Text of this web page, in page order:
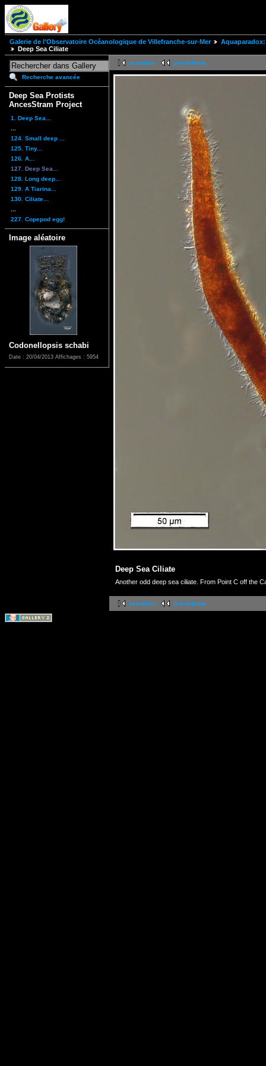
Galerie de l'Observatoire Océanologique de Villefranche-sur-Mer
Deep Sea Ciliate
Recherche avancée
Deep Sea Protists
AncesStram Project
1. Deep Sea...
124. Small deep ...
125. Tiny...
126. A...
127. Deep Sea...
128. Long deep...
129. A Tiarina...
130. Ciliate...
227. Copepod egg!
Image aléatoire
Codonellopsis schabi
Date : 20/04/2013 Affichages : 5954
première précédente
Deep Sea Ciliate
Another odd deep sea ciliate. From Point C off the
première précédente